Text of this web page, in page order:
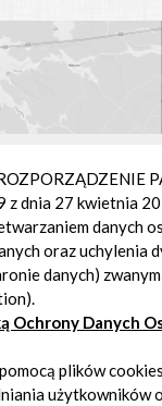
z dnia 27 kwietnia
danych
oraz uchylenia
danych)
Ochrony Danych
plików
użytkowników